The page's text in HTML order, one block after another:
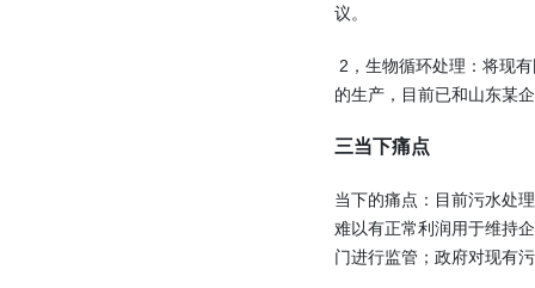
议。
2，生物循环处理：将现
的生产，目前已和山东某
三当下痛点
当下的痛点：目前污水处
难以有正常利润用于维持
门进行监管；政府对现有